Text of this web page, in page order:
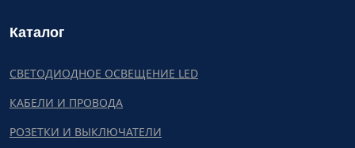
Каталог
СВЕТОДИОДНОЕ ОСВЕЩЕНИЕ LED
КАБЕЛИ И ПРОВОДА
РОЗЕТКИ И ВЫКЛЮЧАТЕЛИ